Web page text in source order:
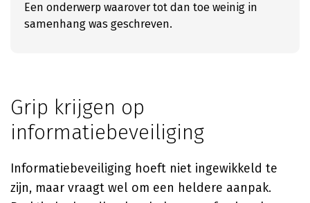
Een onderwerp waarover tot dan toe weinig in
samenhang was geschreven.
Grip krijgen op
informatiebeveiliging
Informatiebeveiliging hoeft niet ingewikkeld te
zijn, maar vraagt wel om een heldere aanpak.